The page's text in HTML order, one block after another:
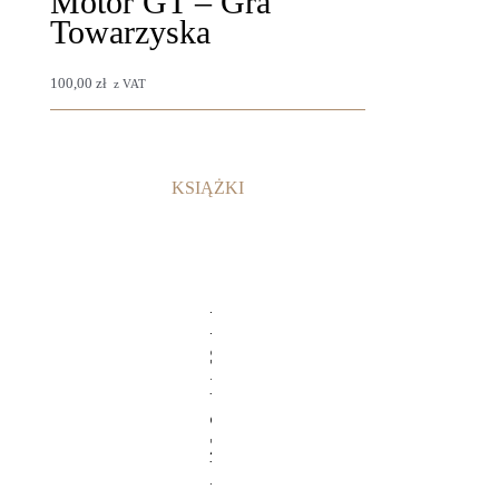
Towarzyska
100,00 zł z VAT
KSIĄŻKI
K
s
i
ą
ż
k